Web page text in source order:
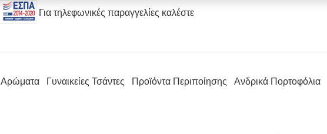
Για τηλεφωνικές παραγγελίες καλέστε
Αρώματα Γυναικείες Τσάντες Προϊόντα Περιποίησης Ανδρικά Πορτοφόλια